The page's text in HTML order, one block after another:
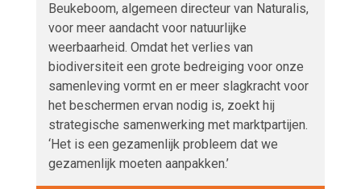
Beukeboom, algemeen directeur van Naturalis,
voor meer aandacht voor natuurlijke
weerbaarheid. Omdat het verlies van
biodiversiteit een grote bedreiging voor onze
samenleving vormt en er meer slagkracht voor
het beschermen ervan nodig is, zoekt hij
strategische samenwerking met marktpartijen.
‘Het is een gezamenlijk probleem dat we
gezamenlijk moeten aanpakken.’